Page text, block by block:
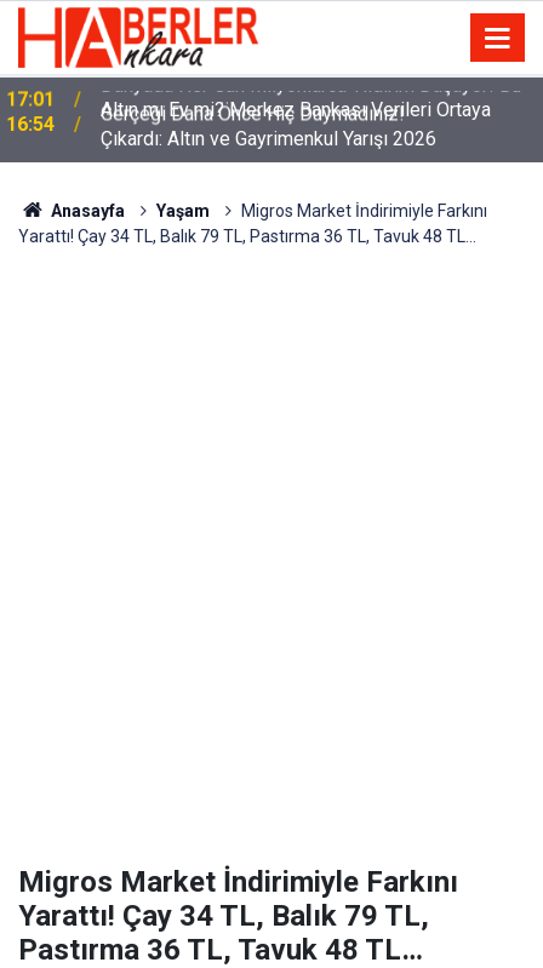
16:54
Altın mı Ev mi? Merkez Bankası Verileri Ortaya
Çıkardı: Altın ve Gayrimenkul Yarışı 2026
Anasayfa Yaşam
Migros Market İndirimiyle Farkını
Yarattı! Çay 34 TL, Balık 79 TL, Pastırma 36 TL, Tavuk 48 TL…
Migros Market İndirimiyle Farkını
Yarattı! Çay 34 TL, Balık 79 TL,
Pastırma 36 TL, Tavuk 48 TL…